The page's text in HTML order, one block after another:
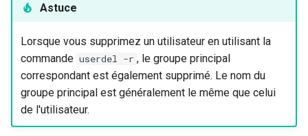
Astuce
Lorsque vous supprimez un utilisateur en utilisant la
commande userdel -r , le groupe principal
correspondant est également supprimé. Le nom du
groupe principal est généralement le même que celui
de l'utilisateur.